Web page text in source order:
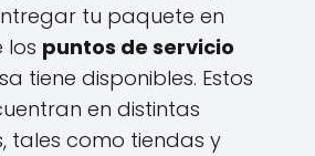
tu paquete en
los puntos de servicio
tiene disponibles. Estos
en distintas
tales como tiendas y